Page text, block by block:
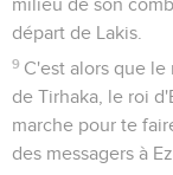
milieu de son
départ de Lakis.
9 C'est alors que
de Tirhaka, le roi
marche pour te
des messagers à